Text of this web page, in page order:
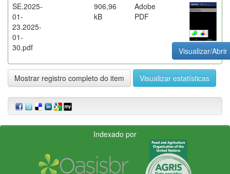
SE.2025-
01-
23.2025-
01-
30.pdf
906,96
kB
Adobe
PDF
Visualizar/Abrir
Mostrar registro completo do item Visualizar estatísticas
Indexado por